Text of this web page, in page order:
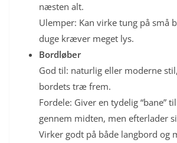
næsten alt.
Ulemper: Kan virke tung på små
duge kræver meget lys.
Bordløber
God til: naturlig eller moderne
bordets træ frem.
Fordele: Giver en tydelig “bane”
gennem midten, men efterlader
Virker godt på både langbord og